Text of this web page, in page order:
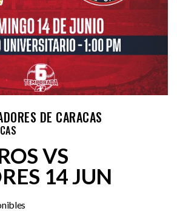
DE CARACAS
VS
14 JUN